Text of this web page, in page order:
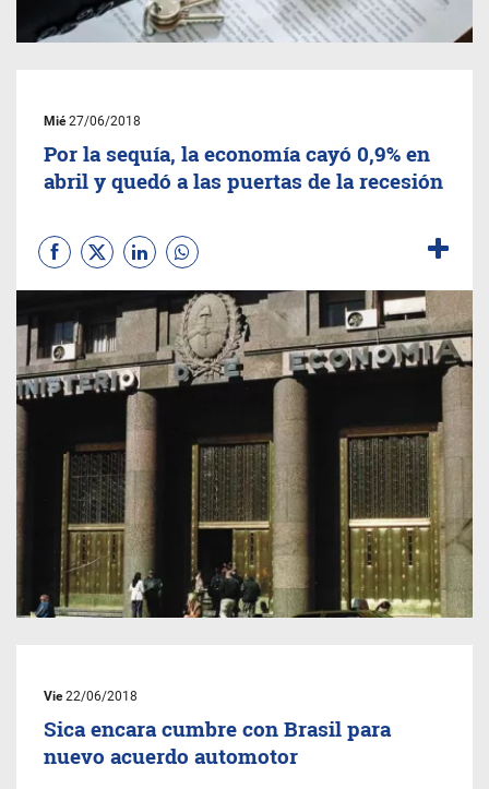
Mié27/06/2018
Por la sequía, la economía cayó 0,9% en
abril y quedó a las puertas de la recesión
Vie22/06/2018
Sica encara cumbre con Brasil para
nuevo acuerdo automotor